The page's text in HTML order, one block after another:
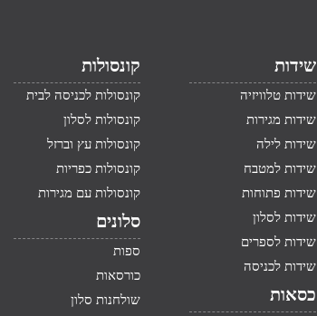
שידות
שידות טלוויזיה
שידות מגירות
שידות לילה
שידות למטבח
שידות פתוחות
שידות לסלון
שידות לספרים
שידות לכניסה
כסאות
קונסולות
קונסולות לכניסה לבית
קונסולות לסלון
קונסולות עץ וברזל
קונסולות כפריות
קונסולות עם מגירות
סלונים
ספות
כורסאות
שולחנות סלון